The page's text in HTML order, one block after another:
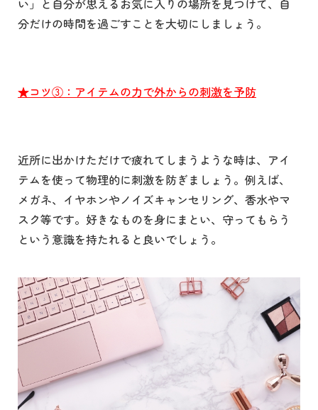
い」と自分が思えるお気に入りの場所を見つけて、自
分だけの時間を過ごすことを大切にしましょう。
★コツ③：アイテムの力で外からの刺激を予防
近所に出かけただけで疲れてしまうような時は、アイ
テムを使って物理的に刺激を防ぎましょう。例えば、
メガネ、イヤホンやノイズキャンセリング、香水やマ
スク等です。好きなものを身にまとい、守ってもらう
という意識を持たれると良いでしょう。